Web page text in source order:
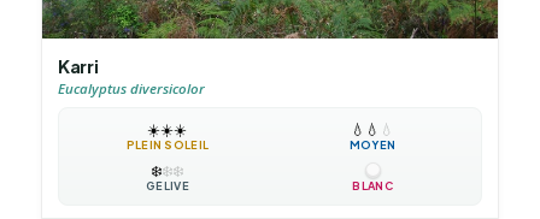
Karri
Eucalyptus diversicolor
☀️☀️☀️
PLEIN SOLEIL
💧 💧 💧
MOYEN
❄️❄️❄️
GÉLIVE BLANC